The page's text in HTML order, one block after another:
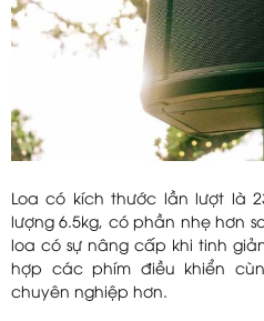
Loa có kích thước lần lượt là
lượng 6.5kg, có phần nhẹ hơn
loa có sự nâng cấp khi tinh
hợp các phím điều khiển
chuyên nghiệp hơn.